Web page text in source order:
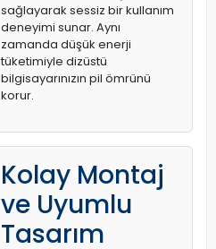
sağlayarak sessiz bir kullanım
deneyimi sunar. Aynı
zamanda düşük enerji
tüketimiyle dizüstü
bilgisayarınızın pil ömrünü
korur.
Kolay Montaj
ve Uyumlu
Tasarım